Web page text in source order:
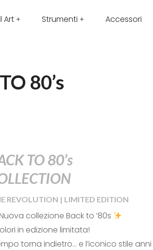
Art Strumenti Accessori
80’s
TO 80’s
REVOLUTION | LIMITED EDITION
collezione Back to ’80s
in edizione limitata!
torna indietro… e l’iconico stile anni